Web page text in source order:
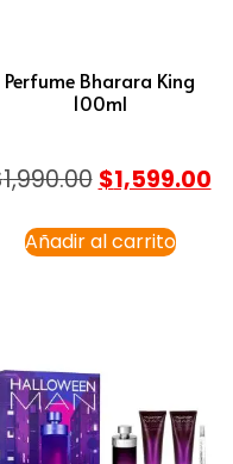
Perfume Bharara King
100ml
1,990.00 $1,599.00
Añadir al carrito